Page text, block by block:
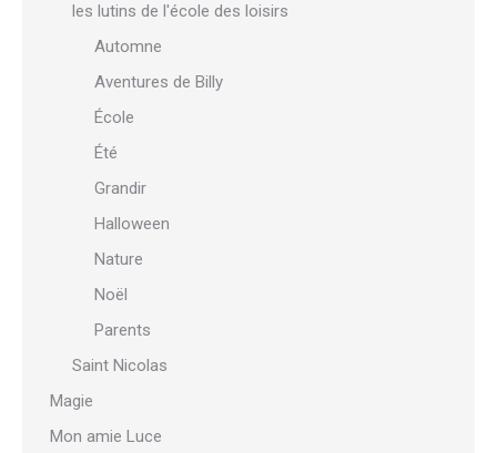
les lutins de l'école des loisirs
Automne
Aventures de Billy
École
Été
Grandir
Halloween
Nature
Noël
Parents
Saint Nicolas
Magie
Mon amie Luce